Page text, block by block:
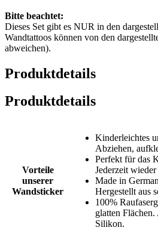
Bitte beachtet:
Dieses Set gibt es NUR in den
Wandtattoos können von den
abweichen).
Produktdetails
Produktdetails
Vorteile
unserer
Wandsticker
Kinderleichtes
Abziehen,
Perfekt für das
Jederzeit wieder
Made in
Hergestellt aus
100%
glatten
Silikon.